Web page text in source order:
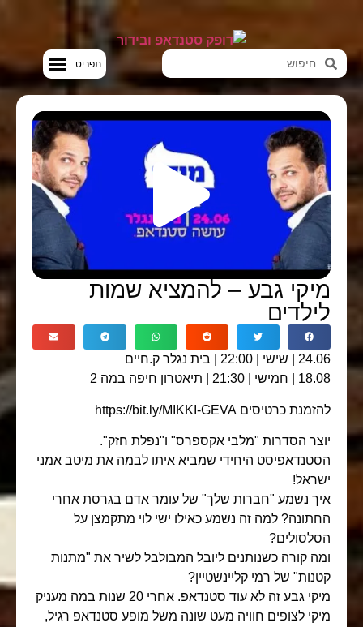
מיקי גבע – להמציא שמות
לילדים
24.06 | שישי | 22:00 | בית נגלר ק.חיים
18.08 | חמישי | 21:30 | תיאטרון חיפה במה 2
להזמנת כרטיסים https://bit.ly/MIKKI-GEVA
יוצר הסדרות "מלבי אקספרס" ו"נפלת חזק".
הסטנדאפיסט היחידי שמביא איתו לבמה את מיטב אמני
ישראל!
איך נשמע "חברות שלך" של עומר אדם בגרסת אחרי
החתונה? למה זה נשמע כאילו ישי לוי מתקמצן על
הסלסולים?
ומה קורה כשנותנים ליובל המבולבל לשיר את "מתנות
קטנות" של רמי קליינשטיין?
מיקי גבע זה לא עוד סטנדאפ. אחרי 20 שנות במה מעניק
מיקי לצופים חוויה מעט שונה משל מופע סטנדאפ רגיל,